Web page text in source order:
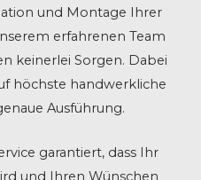
und Montage Ihrer
erfahrenen Team
keinerlei Sorgen. Dabei
höchste handwerkliche
Ausführung.
garantiert, dass Ihr